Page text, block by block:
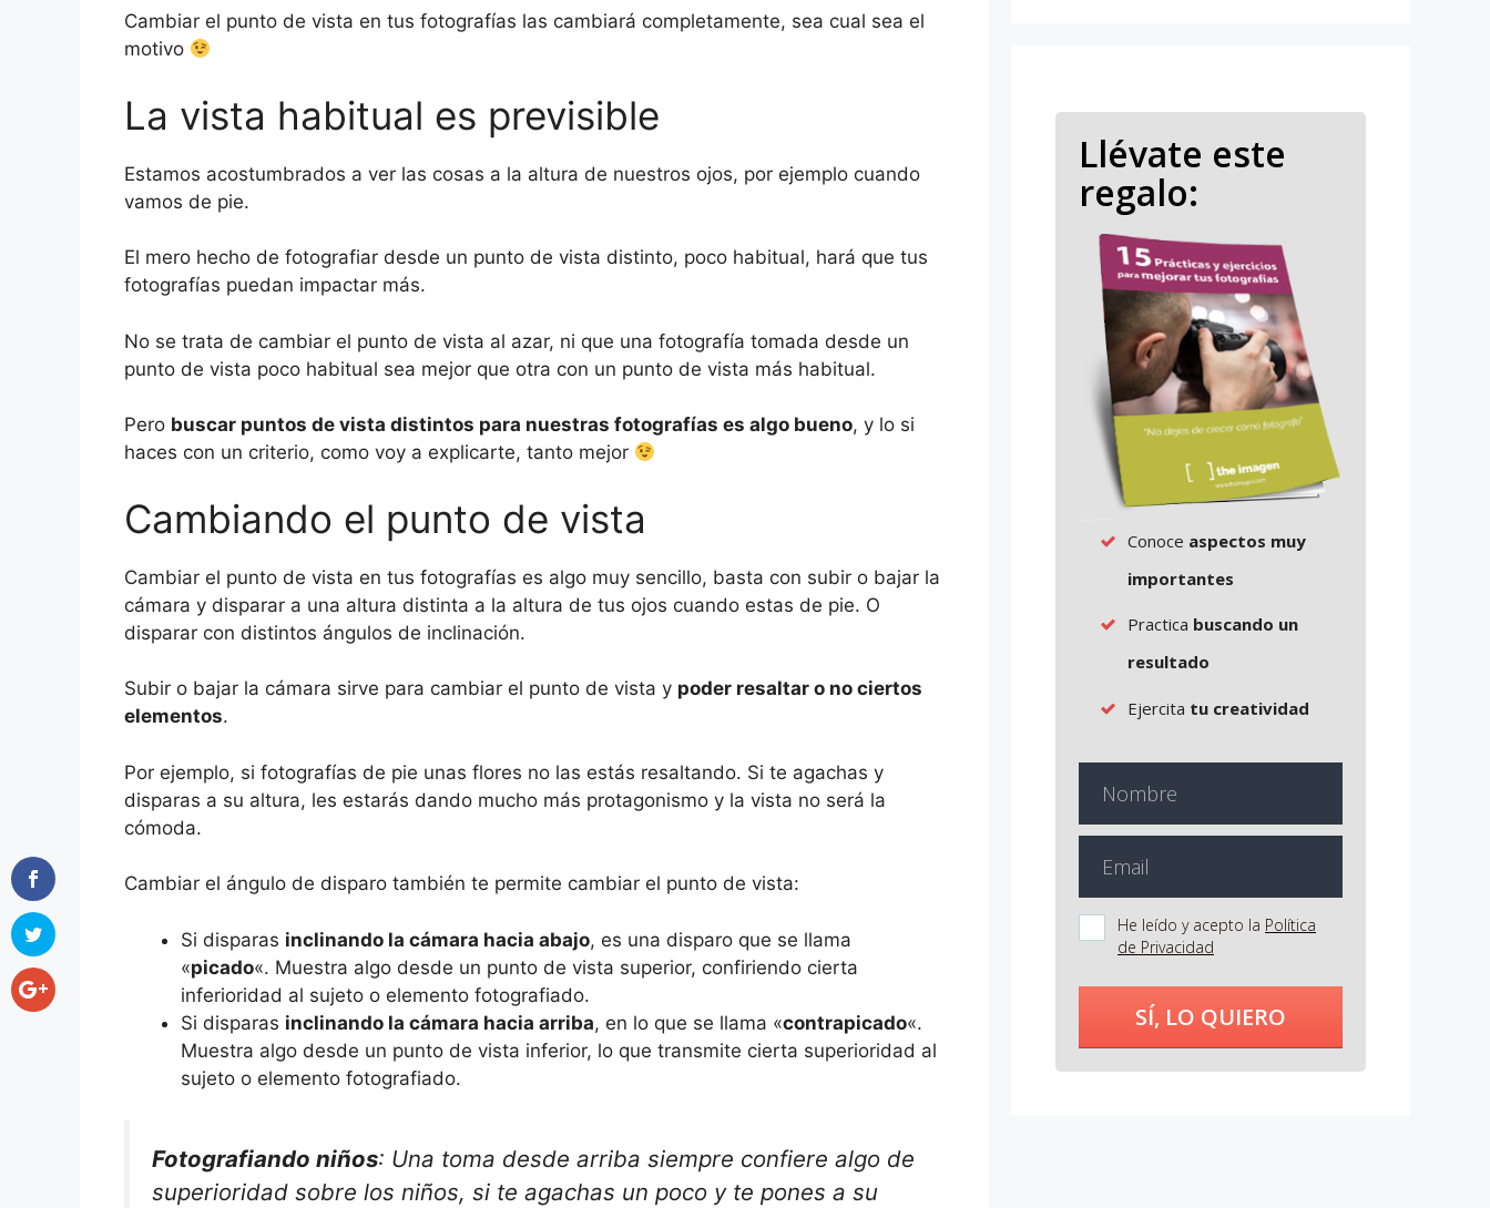
Cambiar el punto de vista en tus fotografías las cambiará completamente, sea cual sea el
motivo
La vista habitual es previsible
Estamos acostumbrados a ver las cosas a la altura de nuestros ojos, por ejemplo cuando
vamos de pie.
El mero hecho de fotografiar desde un punto de vista distinto, poco habitual, hará que tus
fotografías puedan impactar más.
No se trata de cambiar el punto de vista al azar, ni que una fotografía tomada desde un
punto de vista poco habitual sea mejor que otra con un punto de vista más habitual.
Pero buscar puntos de vista distintos para nuestras fotografías es algo bueno, y lo si
haces con un criterio, como voy a explicarte, tanto mejor
Cambiando el punto de vista
Cambiar el punto de vista en tus fotografías es algo muy sencillo, basta con subir o bajar la
cámara y disparar a una altura distinta a la altura de tus ojos cuando estas de pie. O
disparar con distintos ángulos de inclinación.
Subir o bajar la cámara sirve para cambiar el punto de vista y poder resaltar o no ciertos
elementos.
Por ejemplo, si fotografías de pie unas flores no las estás resaltando. Si te agachas y
disparas a su altura, les estarás dando mucho más protagonismo y la vista no será la
cómoda.
Cambiar el ángulo de disparo también te permite cambiar el punto de vista:
Si disparas inclinando la cámara hacia abajo, es una disparo que se llama
«picado«. Muestra algo desde un punto de vista superior, confiriendo cierta
inferioridad al sujeto o elemento fotografiado.
Si disparas inclinando la cámara hacia arriba, en lo que se llama «contrapicado«.
Muestra algo desde un punto de vista inferior, lo que transmite cierta superioridad al
sujeto o elemento fotografiado.
Fotografiando niños: Una toma desde arriba siempre confiere algo de
superioridad sobre los niños, si te agachas un poco y te pones a su
Llévate este
regalo:
Conoce aspectos muy
importantes
Practica buscando un
resultado
Ejercita tu creatividad
He leído y acepto la Política
de Privacidad
SÍ, LO QUIERO